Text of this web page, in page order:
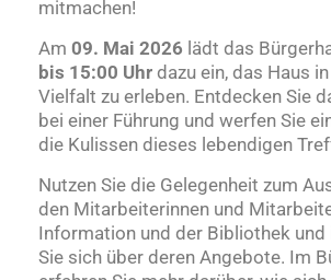
mitmachen!
Am 09. Mai 2026 lädt das
bis 15:00 Uhr dazu ein, das Haus
Vielfalt zu erleben. Entdecken Sie
bei einer Führung und werfen Sie
die Kulissen dieses lebendigen
Nutzen Sie die Gelegenheit zum
den Mitarbeiterinnen und
Information und der Bibliothek
Sie sich über deren Angebote. Im